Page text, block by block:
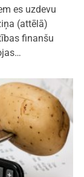
es uzdevu
(attēlā)
finanšu